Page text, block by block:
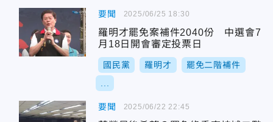
要聞
羅明才罷免案補件2040份 中選會7
月18日開會審定投票日
國民黨 羅明才 罷免二階補件
2025/06/25 18:30
要聞 2025/06/22 22:45